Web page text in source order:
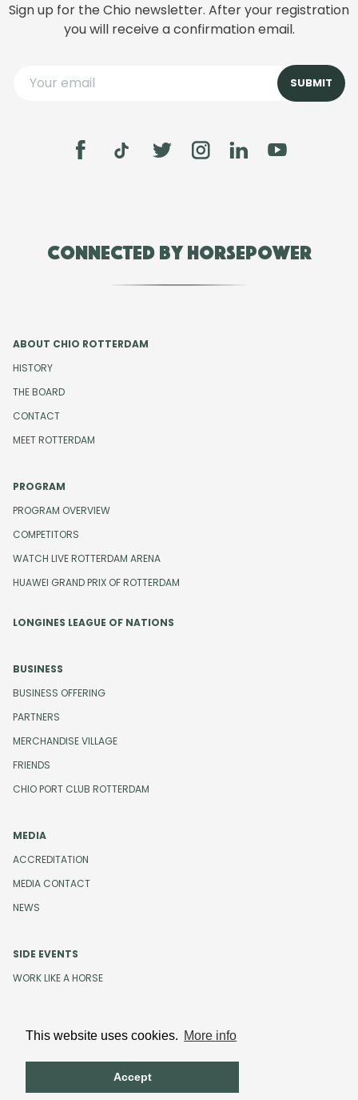
This website uses cookies. More info
Accept
Sign up for the Chio newsletter. After your registration
you will receive a confirmation email.
Connected by Horsepower
ABOUT CHIO ROTTERDAM
HISTORY
THE BOARD
CONTACT
MEET ROTTERDAM
PROGRAM
PROGRAM OVERVIEW
COMPETITORS
WATCH LIVE ROTTERDAM ARENA
HUAWEI GRAND PRIX OF ROTTERDAM
LONGINES LEAGUE OF NATIONS
BUSINESS
BUSINESS OFFERING
PARTNERS
MERCHANDISE VILLAGE
FRIENDS
CHIO PORT CLUB ROTTERDAM
MEDIA
ACCREDITATION
MEDIA CONTACT
NEWS
SIDE EVENTS
WORK LIKE A HORSE
Design and development byBeeldr